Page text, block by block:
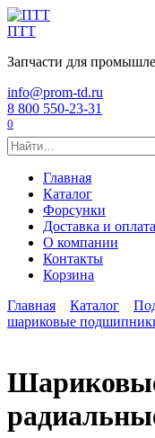
Перейти
к
ПТТ
Запчасти для
info@prom-td.ru
8 800 550-23-31
0
Search
for:
Главная
Каталог
Форсунки
Доставка и оплата
О компании
Контакты
Корзина
Главная
Каталог
шариковые